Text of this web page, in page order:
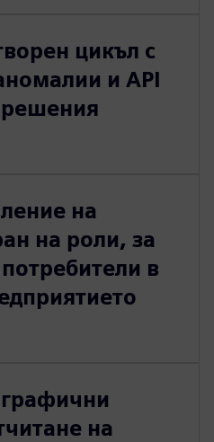
цикъл с
и API
решения
на
на роли, за
в
на